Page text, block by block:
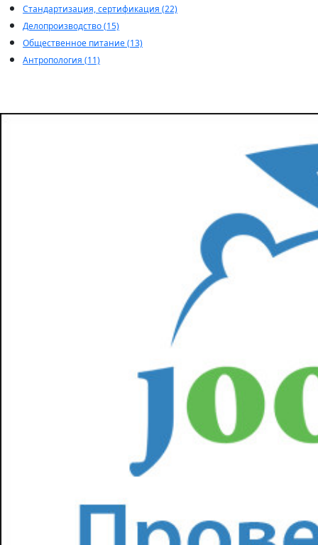
Стандартизация, сертификация (22)
Делопроизводство (15)
Общественное питание (13)
Антропология (11)